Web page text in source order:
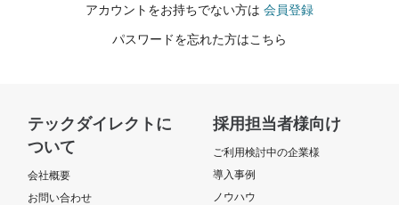
アカウントをお持ちでない方は 会員登録
パスワードを忘れた方はこちら
テックダイレクトに
ついて
会社概要
お問い合わせ
採用担当者様向け
ご利用検討中の企業様
導入事例
ノウハウ